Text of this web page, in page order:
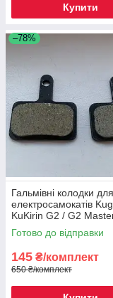
Купити
–78%
Гальмівні колодки для
електросамокатів
KuKirin G2 / G2
Готово до відправки
145 ₴/комплект
650 ₴/комплект